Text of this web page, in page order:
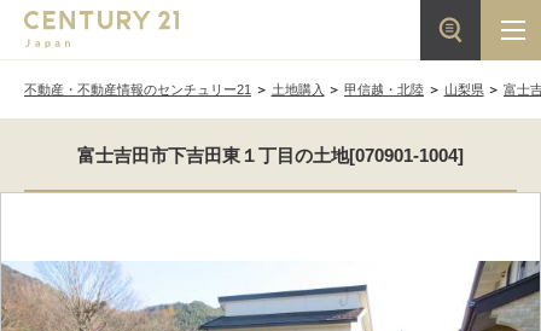
不動産・不動産情報のセンチュリー21 土地購入 甲信越・北陸 山梨県 富士
富士吉田市下吉田東１丁目の土地[070901-1004]